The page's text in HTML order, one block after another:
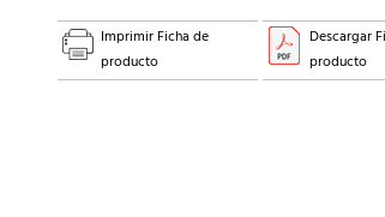
Imprimir Ficha de
producto
Descargar
producto